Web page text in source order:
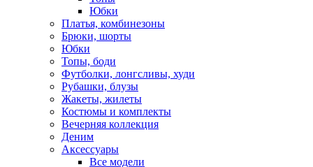
Юбки
Платья, комбинезоны
Брюки, шорты
Юбки
Топы, боди
Футболки, лонгсливы, худи
Рубашки, блузы
Жакеты, жилеты
Костюмы и комплекты
Вечерняя коллекция
Деним
Аксессуары
Все модели